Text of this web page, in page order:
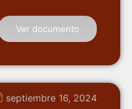
Ver documento
septiembre 16, 2024